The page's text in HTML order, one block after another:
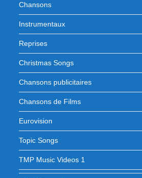
Chansons
Instrumentaux
Reprises
Christmas Songs
Chansons publicitaires
Chansons de Films
Eurovision
Topic Songs
TMP Music Videos 1